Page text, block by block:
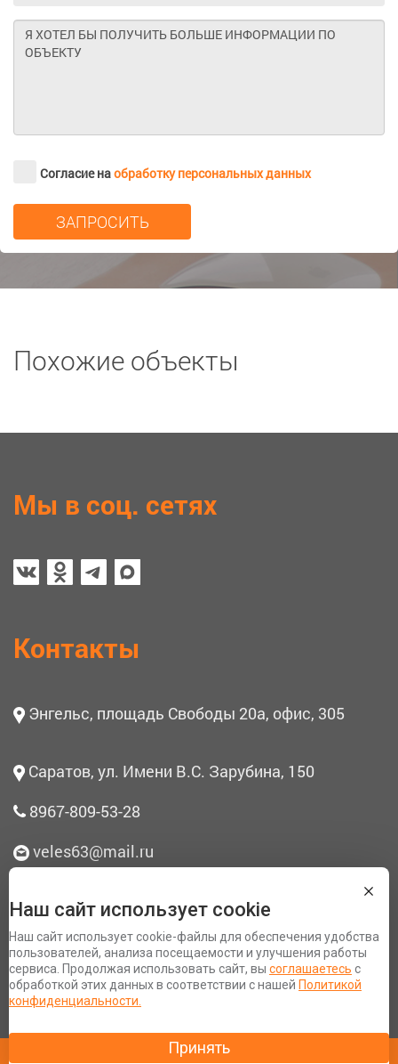
Согласие наобработку персональных данных
Похожие объекты
Мы в соц. сетях
Контакты
Энгельс, площадь Свободы 20а, офис, 305
Саратов, ул. Имени В.С. Зарубина, 150
8967-809-53-28
veles63@mail.ru
О нас
Согласие на обработку персональных данных
Политика конфиденциальности
Разработка сайта Space App
Наш сайт использует cookie
Наш сайт использует cookie-файлы для обеспечения удобства
пользователей, анализа посещаемости и улучшения работы
сервиса. Продолжая использовать сайт, вы соглашаетесь с
обработкой этих данных в соответствии с нашей Политикой
конфиденциальности.